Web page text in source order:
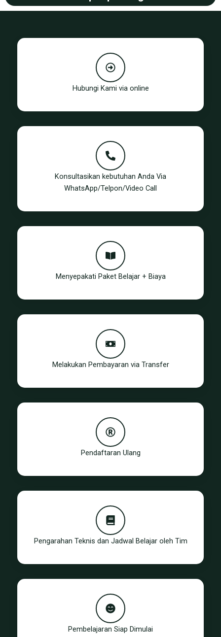
Hubungi Kami via online
Konsultasikan kebutuhan Anda Via
WhatsApp/Telpon/Video Call
Menyepakati Paket Belajar + Biaya
Melakukan Pembayaran via Transfer
Pendaftaran Ulang
Pengarahan Teknis dan Jadwal Belajar oleh Tim
Pembelajaran Siap Dimulai